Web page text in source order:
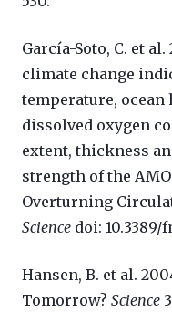
García-Soto, C. et
climate change
temperature, ocean
dissolved oxygen
extent, thickness
strength of the
Overturning
Science doi: 10.3389/
Hansen, B. et al.
Tomorrow? Science